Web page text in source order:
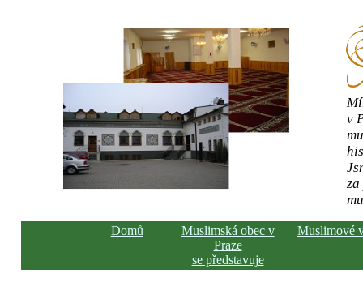
v
Domů
Muslimská obec v
Praze
se představuje
Muslimové